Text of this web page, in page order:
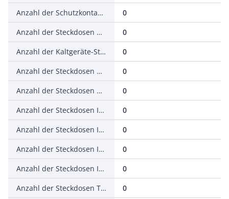
Anzahl der Schutzkontaktsteckdosen CEE 7/5 (Typ F)
0
Anzahl der Steckdosen CEE 7/16 (EURO)
0
Anzahl der Kaltgeräte-Steckdosen
0
Anzahl der Steckdosen Britische Norm BS 1363
0
Anzahl der Steckdosen Dänische Norm (Erdungsstift, Typ K)
0
Anzahl der Steckdosen Italienische Norm Typ Bipasso
0
Anzahl der Steckdosen Italienische Norm Typ P11
0
Anzahl der Steckdosen Italienische Norm Typ P17
0
Anzahl der Steckdosen Italienische Norm Typ P30
0
Anzahl der Steckdosen Type NEMA
0